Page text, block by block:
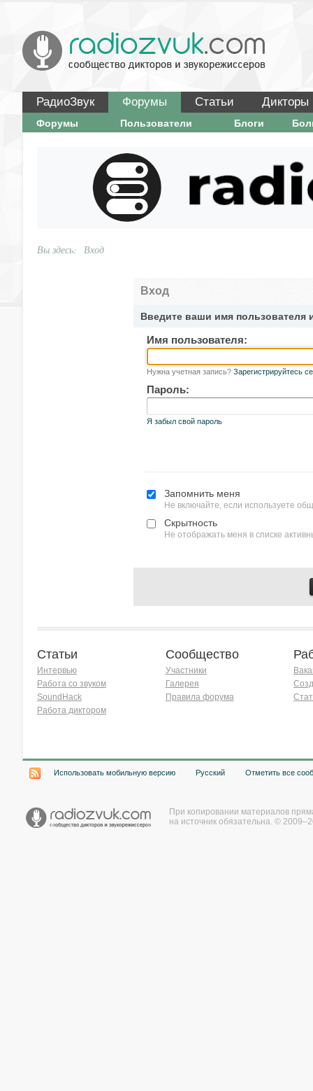
РадиоЗвук Форумы Статьи Дикторы
Форумы Пользователи Блоги
Вы здесь: Вход
Вход
Введите ваши имя пользователя
Имя пользователя:
Нужна учетная запись? Зарегистрируйтесь
Пароль:
Я забыл свой пароль
Запомнить меня
Не включайте, если используете
Скрытность
Не отображать меня в списке
Статьи
Интервью
Работа со звуком
SoundHack
Работа диктором
Сообщество
Участники
Галерея
Правила форума
Использовать мобильную версию Русский Отметить все
При копировании материалов
на источник обязательна. ©